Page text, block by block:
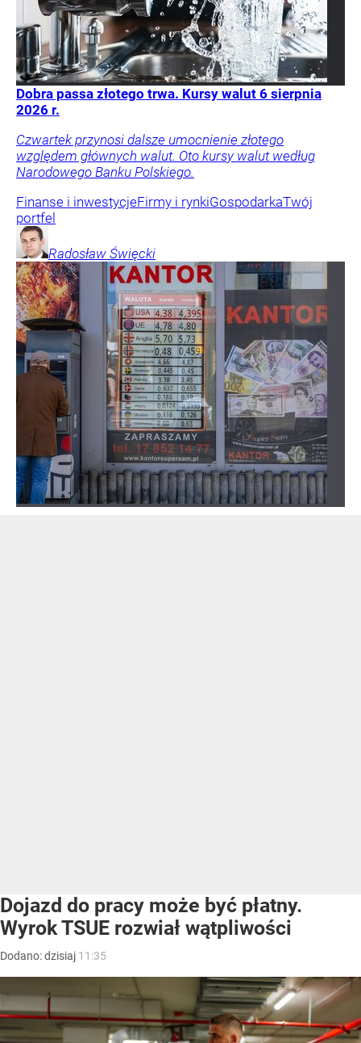
Dobra passa złotego trwa. Kursy walut 6 sierpnia
2026 r.
Czwartek przynosi dalsze umocnienie złotego
względem głównych walut. Oto kursy walut według
Narodowego Banku Polskiego.
Finanse i inwestycjeFirmy i rynkiGospodarkaTwój
portfel
Radosław Święcki
Dojazd do pracy może być płatny.
Wyrok TSUE rozwiał wątpliwości
Dodano:dzisiaj 11:35